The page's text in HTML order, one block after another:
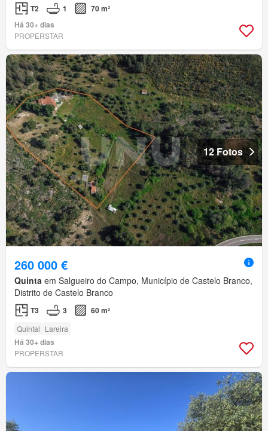
T2 1
70 m²
Há 30+ dias
PROPERSTAR
12 Fotos
260 000 €
Quinta em Salgueiro do Campo, Município de Castelo Branco,
Distrito de Castelo Branco
T3 3 60 m²
Quintal Lareira
Há 30+ dias
PROPERSTAR